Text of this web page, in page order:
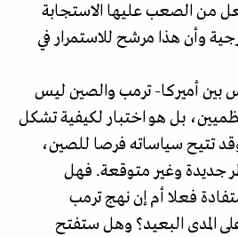
من الصعب عليها الاستجابة
وأن هذا مرشح للاستمرار في
بين أميركا- ترمب والصين ليس
بل هو اختبار لكيفية تشكل
تتيح سياساته فرصا للصين،
جديدة وغير متوقعة. فهل
فعلا أم إن نهج ترمب
المدى البعيد؟ وهل ستفتح